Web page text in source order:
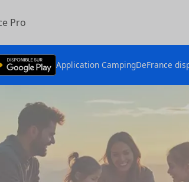
Pro
Application CampingDeFrance